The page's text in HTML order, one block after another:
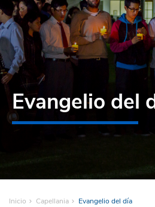
Evangelio del
Inicio Capellania Evangelio del día